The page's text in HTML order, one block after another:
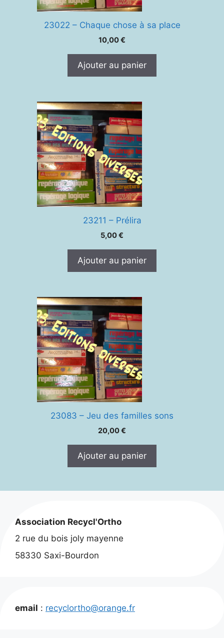
23022 – Chaque chose à sa place
10,00€
Ajouter au panier
23211 – Prélira
5,00€
Ajouter au panier
23083 – Jeu des familles sons
20,00€
Ajouter au panier
Association Recycl'Ortho
2 rue du bois joly mayenne
58330 Saxi-Bourdon
email : recyclortho@orange.fr